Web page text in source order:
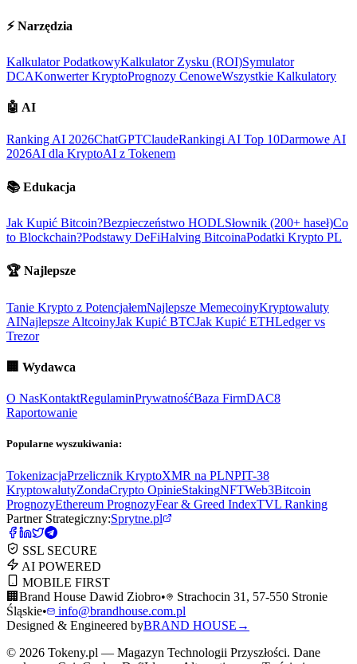
⚡ Narzędzia
Kalkulator PodatkowyKalkulator Zysku (ROI)Symulator
DCAKonwerter KryptoPrognozy CenoweWszystkie Kalkulatory
🤖 AI
Ranking AI 2026ChatGPTClaudeRankingi AI Top 10Darmowe AI
2026AI dla KryptoAI z Tokenem
📚 Edukacja
Jak Kupić Bitcoin?Bezpieczeństwo HODLSłownik (200+ haseł)Co
to Blockchain?Podstawy DeFiHalving BitcoinaPodatki Krypto PL
🏆 Najlepsze
Tanie Krypto z PotencjałemNajlepsze MemecoinyKryptowaluty
AINajlepsze AltcoinyJak Kupić BTCJak Kupić ETHLedger vs
Trezor
🏢 Wydawca
O NasKontaktRegulaminPrywatnośćBaza FirmDAC8
Raportowanie
Popularne wyszukiwania:
TokenizacjaPrzelicznik KryptoXMR na PLNPIT-38
KryptowalutyZondaCrypto OpinieStakingNFTWeb3Bitcoin
PrognozyEthereum PrognozyFear & Greed IndexTVL Ranking
Partner Strategiczny:Sprytne.pl
SSL SECURE
AI POWERED
MOBILE FIRST
🏢 Brand House Dawid Ziobro•
Strachocin 31, 57-550 Stronie
Śląskie•
info@brandhouse.com.pl
Designed & Engineered byBRAND HOUSE →
© 2026 Tokeny.pl — Magazyn Technologii Przyszłości. Dane